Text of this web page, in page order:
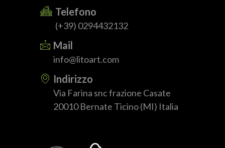
Telefono
(+39) 0294432132
Mail
info@litoart.com
Indirizzo
Via Farina snc frazione Casate
20010 Bernate Ticino (MI) Italia